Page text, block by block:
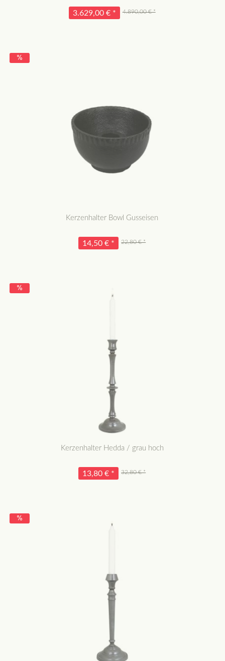
4.890,00 € *
3.629,00 € *
Kerzenhalter Bowl Gusseisen
22,80 € *
14,50 € *
Kerzenhalter Hedda / grau hoch
32,80 € *
13,80 € *